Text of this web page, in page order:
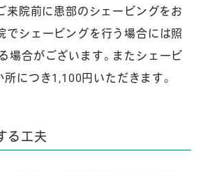
来院前に患部のシェービングをお
でシェービングを行う場合には照
場合がございます。またシェービ
につき1,100円いただきます。
る工夫